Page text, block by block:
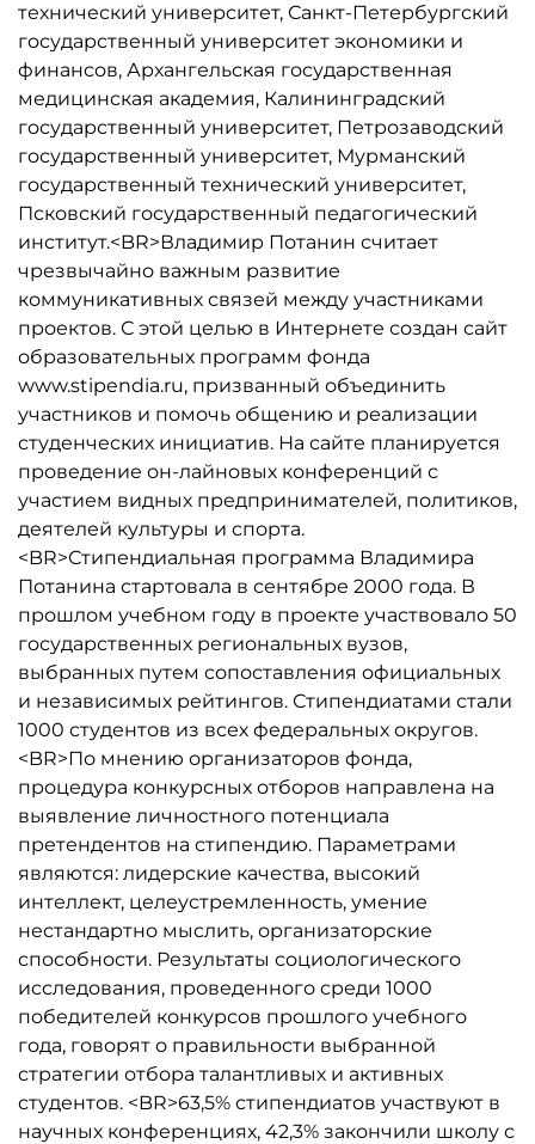
технический университет, Санкт-Петербургский
государственный университет экономики и
финансов, Архангельская государственная
медицинская академия, Калининградский
государственный университет, Петрозаводский
государственный университет, Мурманский
государственный технический университет,
Псковский государственный педагогический
институт.<BR>Владимир Потанин считает
чрезвычайно важным развитие
коммуникативных связей между участниками
проектов. С этой целью в Интернете создан сайт
образовательных программ фонда
www.stipendia.ru, призванный объединить
участников и помочь общению и реализации
студенческих инициатив. На сайте планируется
проведение он-лайновых конференций с
участием видных предпринимателей, политиков,
деятелей культуры и спорта.
<BR>Стипендиальная программа Владимира
Потанина стартовала в сентябре 2000 года. В
прошлом учебном году в проекте участвовало 50
государственных региональных вузов,
выбранных путем сопоставления официальных
и независимых рейтингов. Стипендиатами стали
1000 студентов из всех федеральных округов.
<BR>По мнению организаторов фонда,
процедура конкурсных отборов направлена на
выявление личностного потенциала
претендентов на стипендию. Параметрами
являются: лидерские качества, высокий
интеллект, целеустремленность, умение
нестандартно мыслить, организаторские
способности. Результаты социологического
исследования, проведенного среди 1000
победителей конкурсов прошлого учебного
года, говорят о правильности выбранной
стратегии отбора талантливых и активных
студентов. <BR>63,5% стипендиатов участвуют в
научных конференциях, 42,3% закончили школу с